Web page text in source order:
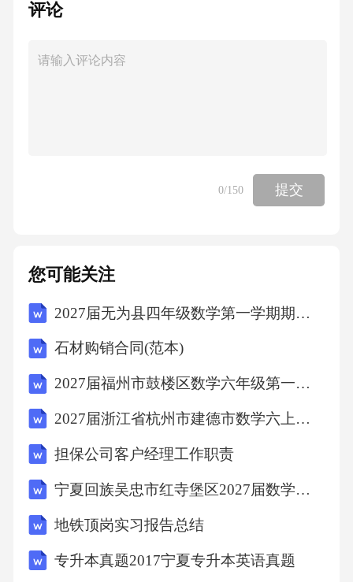
等方式向供应商反馈问题。0105检验记录管理
并按规定的校准计划进行校准和维护。检验设
唯一性标识，并确保样品在检验过程中不受污
染、不变质、不混淆。报告生成规范按照规定
验报告需经过主管审核和批准，确保报告的准
确性和合法性。报告审核和批准及时将检验报
告分发给相关部门和人员，并按规定的保存期
档方式检验记录应保存于安全、干燥、易于查
阅的地方，防止丢失、损坏和变质。01存档期
限根据不同的产品类型、检验项目和法规要
求，设定不同的存档期限，确保检验记录的可
制度，包括存档登记、分类、编号、借阅等，
以便于查找和管理。0306持续改进机制检验效
评论
0/150 提交
您可能关注
2027届无为县四年级数学第一学期期末学业质量监测模拟试题含解析
石材购销合同(范本)
2027届福州市鼓楼区数学六年级第一学期期末学业水平测试模拟试题含解析
2027届浙江省杭州市建德市数学六上期末统考模拟试题含解析
担保公司客户经理工作职责
宁夏回族吴忠市红寺堡区2027届数学六年级第一学期期末质量检测试题含解析
地铁顶岗实习报告总结
专升本真题2017宁夏专升本英语真题